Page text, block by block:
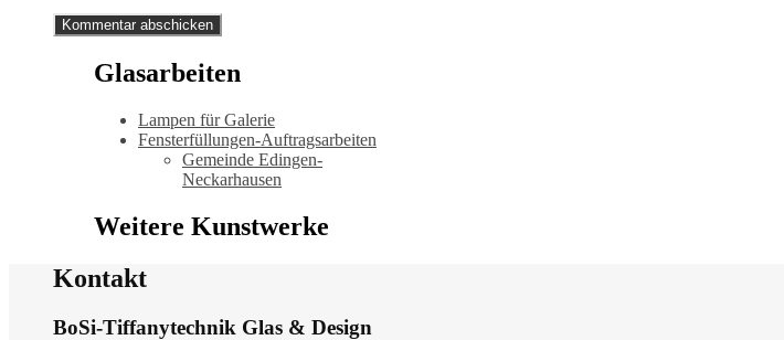
Glasarbeiten
Lampen für Galerie
Fensterfüllungen-Auftragsarbeiten
Gemeinde Edingen-
Neckarhausen
Weitere Kunstwerke
Kontakt
BoSi-Tiffanytechnik Glas & Design